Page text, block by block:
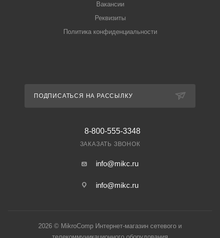
Вакансии
Реквизиты
Политика конфиденциальности
ПОДПИСАТЬСЯ НА РАССЫЛКУ
8-800-555-3348
ЗАКАЗАТЬ ЗВОНОК
info@mikc.ru
info@mikc.ru
2026 © MikroComp Интернет-магазин сетевого и